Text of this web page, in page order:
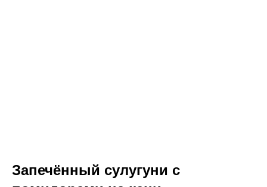
Запечённый сулугуни с